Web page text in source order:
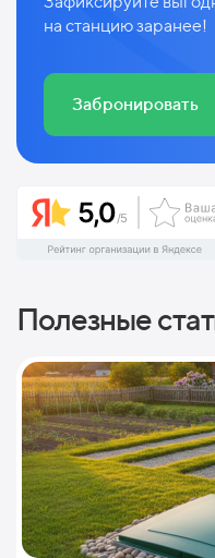
на станцию заранее!
Забронировать
Полезные